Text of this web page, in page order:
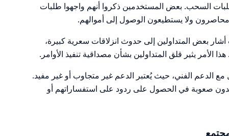
السحب. بعض المستخدمين ذكروا أنهم واجهوا طلبات
ولا يستطيعون الوصول إلى أموالهم.
بعض المتداولين إلى حدوث انزلاقات سعرية كبيرة،
الأمر يثير قلق المتداولين بشأن مصداقية تنفيذ الأوامر.
مع الدعم الفني، حيث يُعتبر الدعم غير متجاوب أو غير مفيد.
صعوبة في الحصول على ردود على استفساراتهم أو